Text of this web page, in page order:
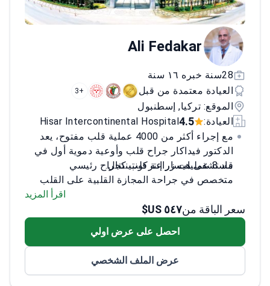
Ali Fedakar
28سنة خبره ١٦ سنة
العيادة معتمدة من قبل
+3
الموقع: تركيا, إسطنبول
العيادة:
4.5
Hisar Intercontinental Hospital
مع إجراء أكثر من 4000 عملية قلب مفتوح، يعد
الدكتور فيداكار جراح قلب وأوعية دموية أول في
مستشفى هيسار إنتركونتيننتال.
قاد 8 عمليات زراعة قلب كجراح رئيسي
متخصص في جراحة المجازة القلبية على القلب
أسس عيادات جراحة القلب والأوعية الدموية
خبير في جراحة صمامات القلب المتكررة
اقرأ المزيد
سعر الباقة من٥٤٧ US$
احصل على عرض اولي
عرض الملف الشخصي